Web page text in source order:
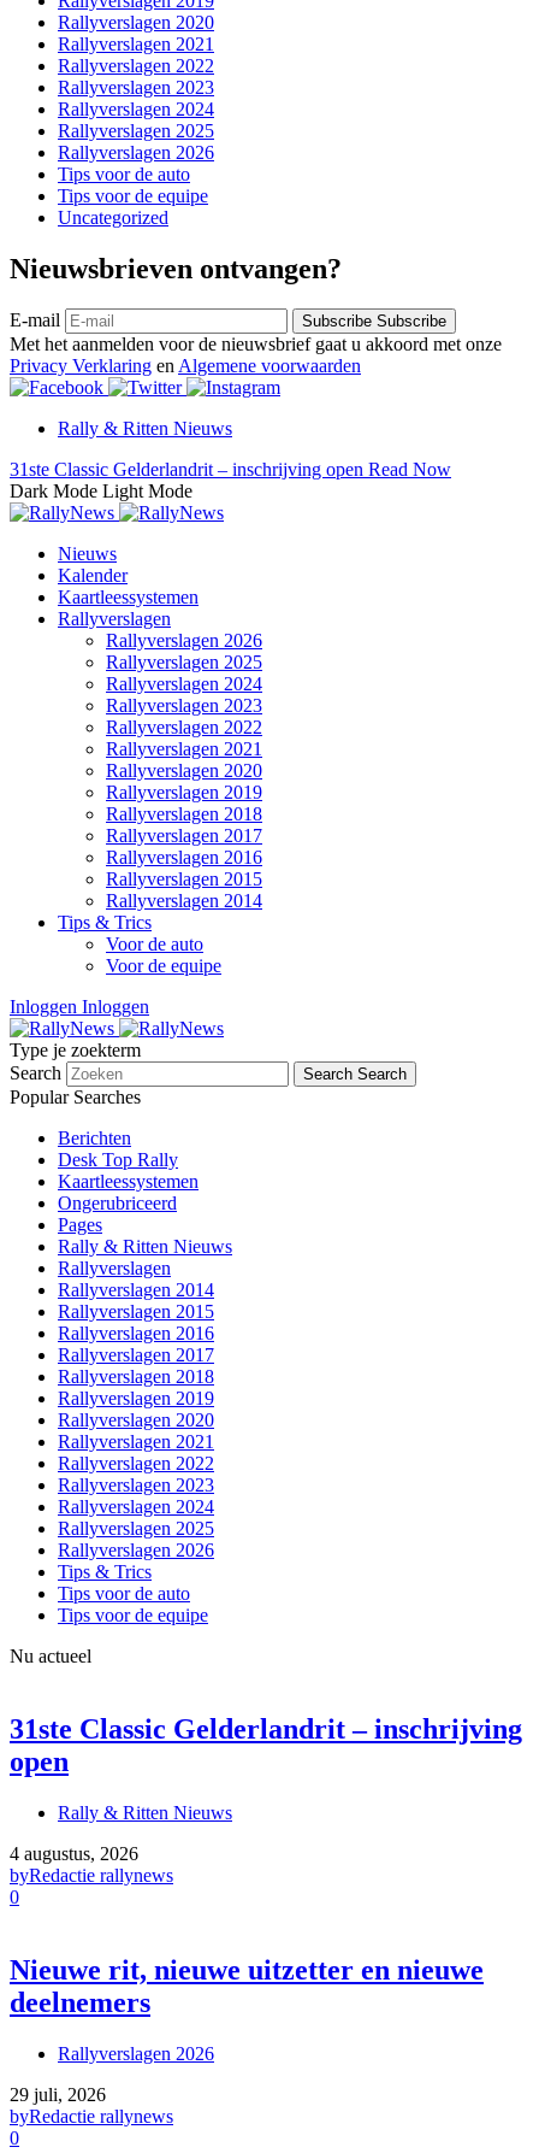
Rallyverslagen 2020
Rallyverslagen 2021
Rallyverslagen 2022
Rallyverslagen 2023
Rallyverslagen 2024
Rallyverslagen 2025
Rallyverslagen 2026
Tips voor de auto
Tips voor de equipe
Uncategorized
Nieuwsbrieven ontvangen?
E-mail Subscribe Subscribe
Met het aanmelden voor de nieuwsbrief gaat u akkoord met onze
Privacy Verklaring enAlgemene voorwaarden
Rally & Ritten Nieuws
31ste Classic Gelderlandrit – inschrijving open Read Now
Dark Mode Light Mode
Nieuws
Kalender
Kaartleessystemen
Rallyverslagen
Rallyverslagen 2026
Rallyverslagen 2025
Rallyverslagen 2024
Rallyverslagen 2023
Rallyverslagen 2022
Rallyverslagen 2021
Rallyverslagen 2020
Rallyverslagen 2019
Rallyverslagen 2018
Rallyverslagen 2017
Rallyverslagen 2016
Rallyverslagen 2015
Rallyverslagen 2014
Tips & Trics
Voor de auto
Voor de equipe
Inloggen Inloggen
Type je zoekterm
Search
Search Search
Popular Searches
Berichten
Desk Top Rally
Kaartleessystemen
Ongerubriceerd
Pages
Rally & Ritten Nieuws
Rallyverslagen
Rallyverslagen 2014
Rallyverslagen 2015
Rallyverslagen 2016
Rallyverslagen 2017
Rallyverslagen 2018
Rallyverslagen 2019
Rallyverslagen 2020
Rallyverslagen 2021
Rallyverslagen 2022
Rallyverslagen 2023
Rallyverslagen 2024
Rallyverslagen 2025
Rallyverslagen 2026
Tips & Trics
Tips voor de auto
Tips voor de equipe
Nu actueel
31ste Classic Gelderlandrit – inschrijving
open
Rally & Ritten Nieuws
4 augustus, 2026
byRedactie rallynews
0
Nieuwe rit, nieuwe uitzetter en nieuwe
deelnemers
Rallyverslagen 2026
29 juli, 2026
byRedactie rallynews
0